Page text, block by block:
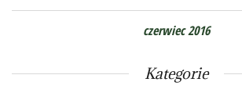
czerwiec 2016
Kategorie